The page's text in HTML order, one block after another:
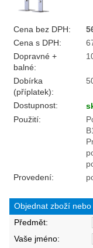
Cena bez DPH:
Cena s DPH:
Dopravné +
balné:
Dobírka
(příplatek):
Dostupnost:
Použití:
Provedení:
Objednat zboží
Předmět:
Vaše jméno: